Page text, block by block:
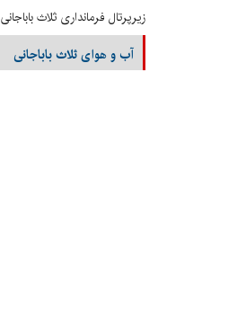
زیرپرتال فرمانداری ثلاث باباجانی
آب و هوای ثلاث باباجانی